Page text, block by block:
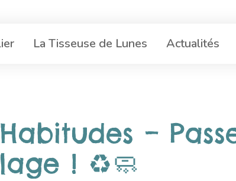
La Tisseuse de Lunes Actualités
–
! ♻️🧼